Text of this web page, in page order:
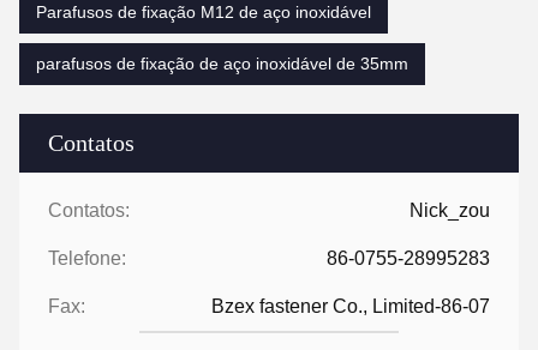
Contatos
Contatos: Nick_zou
Telefone: 86-0755-28995283
Fax: Bzex fastener Co., Limited-86-07
Parafusos de fixação M12 de aço inoxidável
parafusos de fixação de aço inoxidável de 35mm